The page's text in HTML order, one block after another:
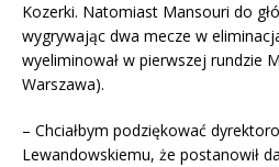
Kozerki. Natomiast Mansouri do
wygrywając dwa mecze w
wyeliminował w pierwszej rundzie
Warszawa).
– Chciałbym podziękować
Lewandowskiemu, że postanowił